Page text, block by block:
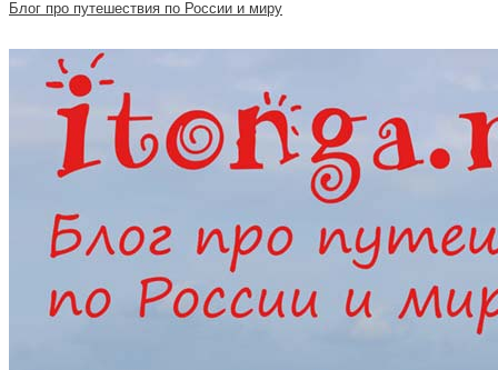
Блог про путешествия по России и миру